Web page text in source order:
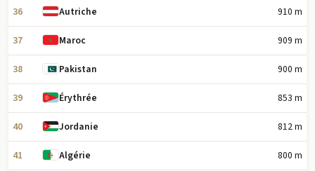
36 Autriche 910 m
37 Maroc 909 m
38 Pakistan 900 m
39 Érythrée 853 m
40 Jordanie 812 m
41 Algérie 800 m